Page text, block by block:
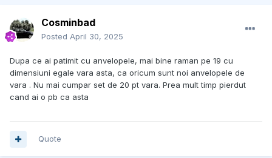
Cosminbad
Posted April 30, 2025
Dupa ce ai patimit cu anvelopele, mai bine raman pe 19 cu
dimensiuni egale vara asta, ca oricum sunt noi anvelopele de
vara . Nu mai cumpar set de 20 pt vara. Prea mult timp pierdut
cand ai o pb ca asta
Quote